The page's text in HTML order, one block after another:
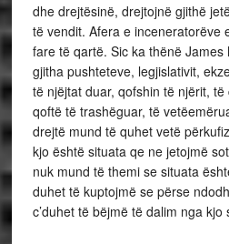
dhe drejtësinë, drejtojnë gjithë
të vendit. Afera e inceneratorëve
fare të qartë. Sic ka thënë James
gjitha pushteteve, legjislativit,
të njëjtat duar, qofshin të njërit,
qoftë të trashëguar, të
drejtë mund të quhet vetë
kjo është situata qe ne jetojmë
nuk mund të themi se situata
duhet të kuptojmë se përse
c’duhet të bëjmë të dalim nga kjo